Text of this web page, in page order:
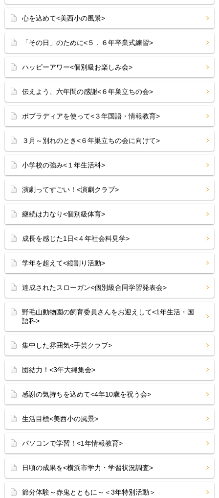
心を込めて<美西小の風景>
「その日」のために<５．６年卒業式練習>
ハッピーアワー<個別級お楽しみ会>
伝えよう、六年間の感謝<６年巣立ちの会>
ポプラディアを使って<３年国語・情報教育>
３月～別れのとき<６年巣立ちの会に向けて>
小学校の強み<１年生活科>
演劇ってすごい！<演劇クラブ>
継続は力なり<個別級体育>
成長を感じた1日<４年社会科見学>
学年を超えて<縦割り活動>
達成されたスローガン<個別級合同学習発表会>
野毛山動物園の飼育委員さんをお迎えして<1年生活・国
語科>
集中した雰囲気<手芸クラブ>
団結力！<3年大縄集会>
感謝の気持ちを込めて<4年10歳を祝う会>
生活目標<美西小の風景>
パソコンで学習！<1年情報教育>
日頃の成果を<横浜市学力・学習状況調査>
節分体験～赤鬼とともに～＜3年特別活動＞